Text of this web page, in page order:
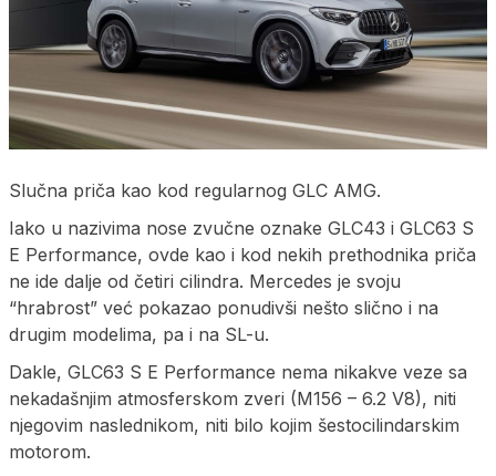
Slučna priča kao kod regularnog GLC AMG.
Iako u nazivima nose zvučne oznake GLC43 i GLC63 S
E Performance, ovde kao i kod nekih prethodnika priča
ne ide dalje od četiri cilindra. Mercedes je svoju
“hrabrost” već pokazao ponudivši nešto slično i na
drugim modelima, pa i na SL-u.
Dakle, GLC63 S E Performance nema nikakve veze sa
nekadašnjim atmosferskom zveri (M156 – 6.2 V8), niti
njegovim naslednikom, niti bilo kojim šestocilindarskim
motorom.